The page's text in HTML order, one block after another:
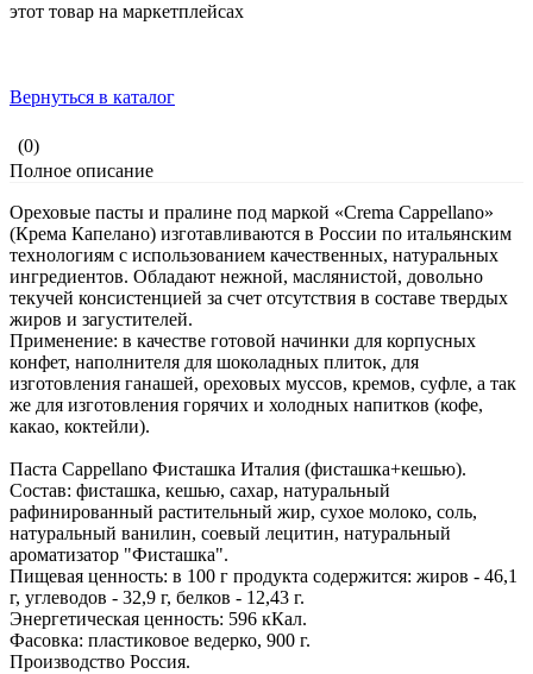
этот товар на маркетплейсах
Вернуться в каталог
(0)
Полное описание
Ореховые пасты и пралине под маркой «Crema Cappellano»
(Крема Капелано) изготавливаются в России по итальянским
технологиям с использованием качественных, натуральных
ингредиентов. Обладают нежной, маслянистой, довольно
текучей консистенцией за счет отсутствия в составе твердых
жиров и загустителей.
Применение: в качестве готовой начинки для корпусных
конфет, наполнителя для шоколадных плиток, для
изготовления ганашей, ореховых муссов, кремов, суфле, а так
же для изготовления горячих и холодных напитков (кофе,
какао, коктейли).
Паста Cappellano Фисташка Италия (фисташка+кешью).
Состав: фисташка, кешью, сахар, натуральный
рафинированный растительный жир, сухое молоко, соль,
натуральный ванилин, соевый лецитин, натуральный
ароматизатор "Фисташка".
Пищевая ценность: в 100 г продукта содержится: жиров - 46,1
г, углеводов - 32,9 г, белков - 12,43 г.
Энергетическая ценность: 596 кКал.
Фасовка: пластиковое ведерко, 900 г.
Производство Россия.